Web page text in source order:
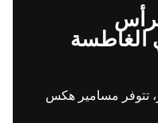
الغاطسة
تتوفر مسامير هكس